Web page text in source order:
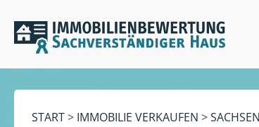
START> IMMOBILIE VERKAUFEN >